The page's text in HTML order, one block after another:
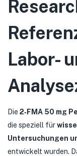
Labor-
Die 2‑FMA 50 mg
die speziell für
Untersuchungen
entwickelt wurden.